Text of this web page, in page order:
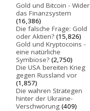
Gold und Bitcoin - Wider
das Finanzsystem
(16,386)
Die falsche Frage: Gold
oder Aktien? (15,826)
Gold und Kryptocoins -
eine natürliche
Symbiose? (2,750)
Die USA bereiten Krieg
gegen Russland vor
(1,857)
Die wahren Strategen
hinter der Ukraine-
Verschwörung (409)